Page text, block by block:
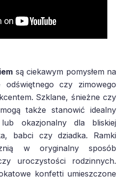
są ciekawym pomysłem na
odświętnego czy zimowego
Szklane, śnieżne czy
także stanowić idealny
okazjonalny dla bliskiej
babci czy dziadka. Ramki
w oryginalny sposób
uroczystości rodzinnych.
konfetti umieszczone